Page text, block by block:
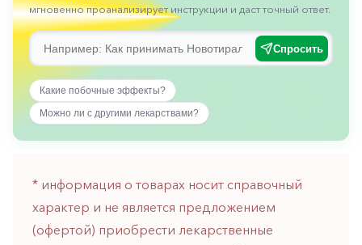
Тромбозы
Урология
Ухо-
горло-
нос
Хирургия
железа
мгновенно проанализирует инструкции и даст точный ответ.
Спросить
Какие побочные эффекты?
Можно ли с другими лекарствами?
* информация о товарах носит справочный
характер и не является предложением
(офертой) приобрести лекарственные